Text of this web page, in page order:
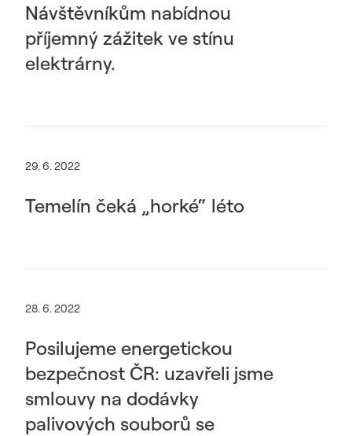
Návštěvníkům nabídnou
příjemný zážitek ve stínu
elektrárny.
29. 6. 2022
Temelín čeká „horké“ léto
28. 6. 2022
Posilujeme energetickou
bezpečnost ČR: uzavřeli jsme
smlouvy na dodávky
palivových souborů se